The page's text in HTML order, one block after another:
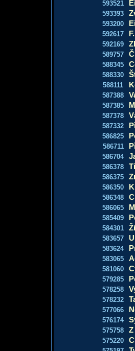
593521
593393
593200
592617
592169
589757
588345
588330
588111
587388
587385
587378
587332
586825
586711
586704
586378
586375
586350
586348
586065
585409
584301
583657
583624
583065
581060
579285
578258
578232
577066
576174
575758
575220